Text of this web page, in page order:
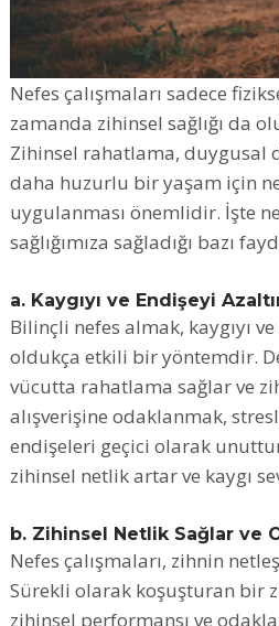
Nefes çalışmaları sadece
zamanda zihinsel sağlığı da
Zihinsel rahatlama, duygusal
daha huzurlu bir yaşam için
uygulanması önemlidir. İşte
sağlığımıza sağladığı bazı
a. Kaygıyı ve Endişeyi
Bilinçli nefes almak, kaygıyı
oldukça etkili bir yöntemdir.
vücutta rahatlama sağlar ve
alışverişine odaklanmak,
endişeleri geçici olarak
zihinsel netlik artar ve kaygı
b. Zihinsel Netlik Sağlar ve
Nefes çalışmaları, zihnin
Sürekli olarak koşuşturan bir
zihinsel performansı ve